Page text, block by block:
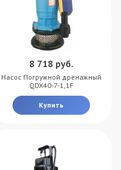
8 718 руб.
Насос Погружной дренажный
QDX40-7-1,1F
Купить